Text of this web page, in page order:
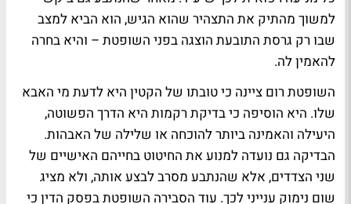
למשוך מהתיק את התצהיר שהוא הגיש, הוא הביא למצב
שבו רק גרסת התובעת הוצגה בפני השופטת – והיא בחרה
להאמין לה.
השופטת רום ציינה כי טובתו של הקטין היא לדעת מי האבא
שלו. היא הוסיפה כי בדיקת רקמות היא הדרך הפשוטה,
היעילה והאמינה ביותר להוכחה או שלילה של האבהות.
הבדיקה גם נועדה למנוע את החיטוט בחייהם האישיים של
שני הצדדים, אלא שהנתבע מסרב לבצע אותה, ולא מציג
שום נימוק ענייני לכך. עוד הסבירה השופטת בפסק הדין כי